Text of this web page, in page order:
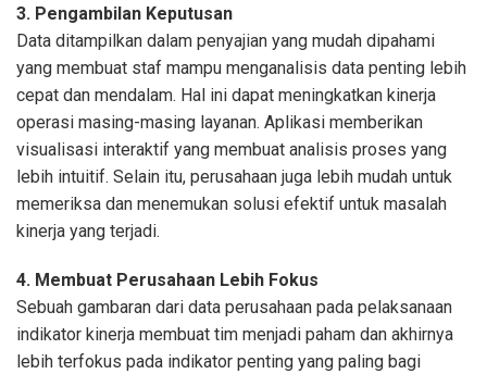
3. Pengambilan Keputusan
Data ditampilkan dalam penyajian yang mudah dipahami
yang membuat staf mampu menganalisis data penting lebih
cepat dan mendalam. Hal ini dapat meningkatkan kinerja
operasi masing-masing layanan. Aplikasi memberikan
visualisasi interaktif yang membuat analisis proses yang
lebih intuitif. Selain itu, perusahaan juga lebih mudah untuk
memeriksa dan menemukan solusi efektif untuk masalah
kinerja yang terjadi.
4. Membuat Perusahaan Lebih Fokus
Sebuah gambaran dari data perusahaan pada pelaksanaan
indikator kinerja membuat tim menjadi paham dan akhirnya
lebih terfokus pada indikator penting yang paling bagi